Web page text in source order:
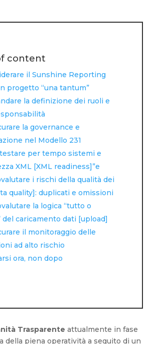
content
il Sunshine Reporting
progetto “una tantum”
la definizione dei ruoli e
la governance e
nel Modello 231
per tempo sistemi e
XML [XML readiness]”e
i rischi della qualità dei
quality]: duplicati e omissioni
la logica “tutto o
del caricamento dati [upload]
il monitoraggio delle
ad alto rischio
ora, non dopo
Trasparente attualmente in fase
della piena operatività a seguito di un